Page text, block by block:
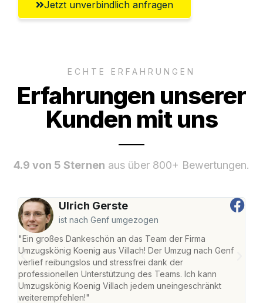
Jetzt unverbindlich anfragen
ECHTE ERFAHRUNGEN
Erfahrungen unserer
Kunden mit uns
4.9 von 5 Sternen aus über 800+ Bewertungen.
Ulrich Gerste
ist nach Genf umgezogen
"Ein großes Dankeschön an das Team der Firma
Umzugskönig Koenig aus Villach! Der Umzug nach Genf
verlief reibungslos und stressfrei dank der
professionellen Unterstützung des Teams. Ich kann
Umzugskönig Koenig Villach jedem uneingeschränkt
weiterempfehlen!"